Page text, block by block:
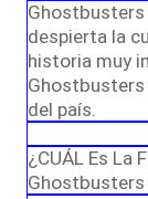
Ghostbusters
despierta la
historia muy
Ghostbusters
del país.
¿CUÁL Es La
Ghostbusters